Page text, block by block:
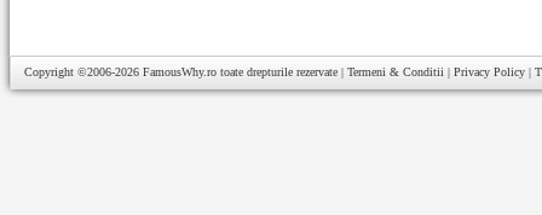
Copyright ©2006-2026 FamousWhy.ro toate drepturile rezervate | Termeni & Conditii | Privacy Policy |